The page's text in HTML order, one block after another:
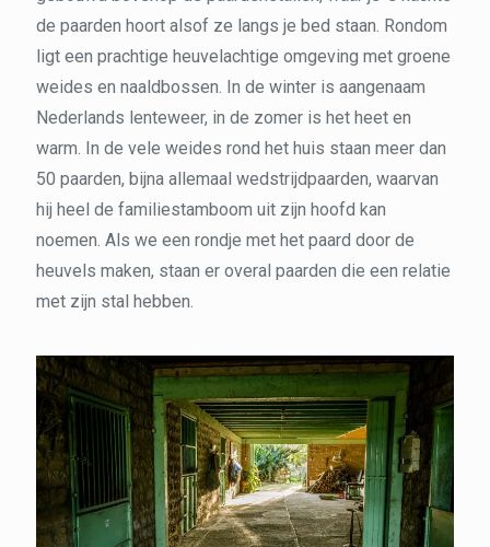
de paarden hoort alsof ze langs je bed staan. Rondom
ligt een prachtige heuvelachtige omgeving met groene
weides en naaldbossen. In de winter is aangenaam
Nederlands lenteweer, in de zomer is het heet en
warm. In de vele weides rond het huis staan meer dan
50 paarden, bijna allemaal wedstrijdpaarden, waarvan
hij heel de familiestamboom uit zijn hoofd kan
noemen. Als we een rondje met het paard door de
heuvels maken, staan er overal paarden die een relatie
met zijn stal hebben.